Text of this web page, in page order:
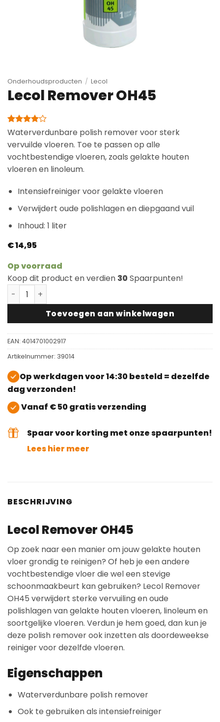
Onderhoudsproducten / Lecol
Lecol Remover OH45
Gewaardeerd
4 op 5
gebaseerd
op
1
klantbeoordeling
Waterverdunbare polish remover voor sterk
vervuilde vloeren. Toe te passen op alle
vochtbestendige vloeren, zoals gelakte houten
vloeren en linoleum.
Intensiefreiniger voor gelakte vloeren
Verwijdert oude polishlagen en diepgaand vuil
Inhoud: 1 liter
€14,95
Op voorraad
Koop dit product en verdien 30Spaarpunten!
Lecol Remover OH45 aantal
Toevoegen aan winkelwagen
EAN: 4014701002917
Artikelnummer: 39014
Op werkdagen voor 14:30 besteld = dezelfde
dag verzonden!
Vanaf € 50 gratis verzending
Spaar voor korting met onze spaarpunten!
Lees hier meer
BESCHRIJVING
Lecol Remover OH45
Op zoek naar een manier om jouw gelakte houten
vloer grondig te reinigen? Of heb je een andere
vochtbestendige vloer die wel een stevige
schoonmaakbeurt kan gebruiken? Lecol Remover
OH45 verwijdert sterke vervuiling en oude
polishlagen van gelakte houten vloeren, linoleum en
soortgelijke vloeren. Verdun je hem goed, dan kun je
deze polish remover ook inzetten als doordeweekse
reiniger voor dezelfde vloeren.
Eigenschappen
Waterverdunbare polish remover
Ook te gebruiken als intensiefreiniger